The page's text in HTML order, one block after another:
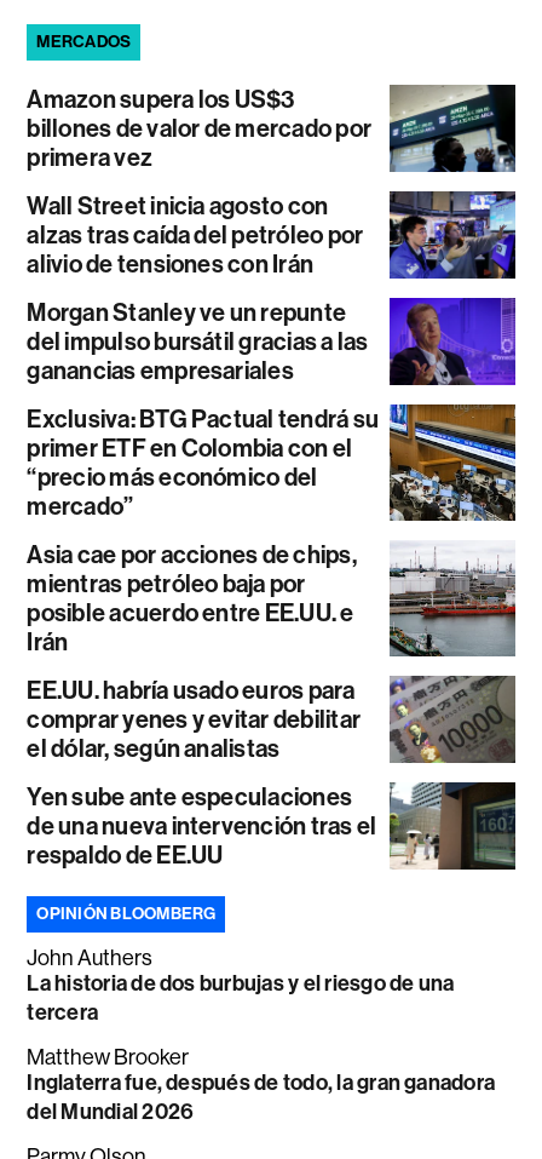
MERCADOS
Amazon supera los US$3
billones de valor de mercado por
primera vez
Wall Street inicia agosto con
alzas tras caída del petróleo por
alivio de tensiones con Irán
Morgan Stanley ve un repunte
del impulso bursátil gracias a las
ganancias empresariales
Exclusiva: BTG Pactual tendrá su
primer ETF en Colombia con el
“precio más económico del
mercado”
Asia cae por acciones de chips,
mientras petróleo baja por
posible acuerdo entre EE.UU. e
Irán
EE.UU. habría usado euros para
comprar yenes y evitar debilitar
el dólar, según analistas
Yen sube ante especulaciones
de una nueva intervención tras el
respaldo de EE.UU
OPINIÓN BLOOMBERG
John Authers
La historia de dos burbujas y el riesgo de una
tercera
Matthew Brooker
Inglaterra fue, después de todo, la gran ganadora
del Mundial 2026